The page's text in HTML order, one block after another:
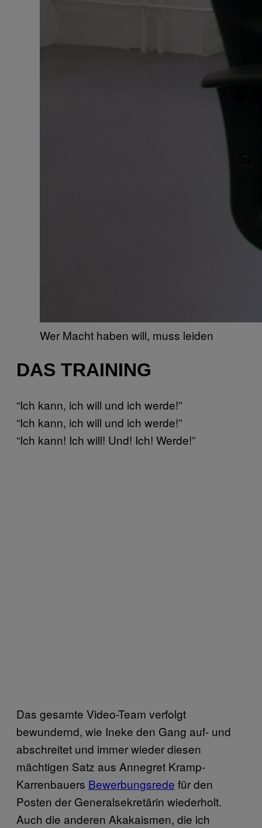
Wer Macht haben will, muss leiden
DAS TRAINING
“Ich kann, ich will und ich werde!”
“Ich kann, ich will und ich werde!”
“Ich kann! Ich will! Und! Ich! Werde!”
Das gesamte Video-Team verfolgt
bewundernd, wie Ineke den Gang auf- und
abschreitet und immer wieder diesen
mächtigen Satz aus Annegret Kramp-
Karrenbauers Bewerbungsrede für den
Posten der Generalsekretärin wiederholt.
Auch die anderen Akakaismen, die ich